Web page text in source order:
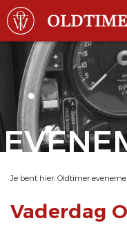
Je bent hier: Oldtimer
Vaderdag